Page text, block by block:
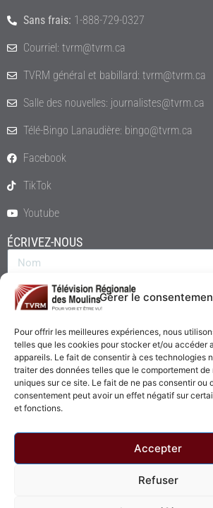
Gérer le
Pour offrir les meilleures expériences, nous
telles que les cookies pour stocker et/ou accéder
appareils. Le fait de consentir à ces technologies
traiter des données telles que le comportement de
uniques sur ce site. Le fait de ne pas consentir ou
consentement peut avoir un effet négatif sur
et fonctions.
Accepter
Refuser
Sans frais: 1-888-729-0327
Courriel: tvrm@tvrm.ca
TVRM général et babillard: tvrm@tvrm.ca
Salle des nouvelles: journalistes@tvrm.ca
Télé-Bingo Lanaudière: bingo@tvrm.ca
Facebook
TikTok
Youtube
ÉCRIVEZ-NOUS